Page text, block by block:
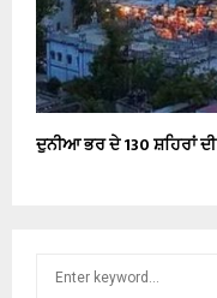
ਦੁਨੀਆ ਭਰ ਦੇ 130 ਸ਼ਹਿਰਾਂ ਦੀ